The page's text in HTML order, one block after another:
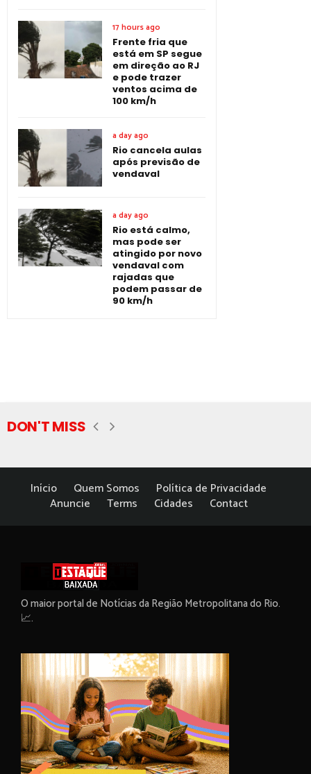
17 hours ago
Frente fria que
está em SP segue
em direção ao RJ
e pode trazer
ventos acima de
100 km/h
a day ago
Rio cancela aulas
após previsão de
vendaval
a day ago
Rio está calmo,
mas pode ser
atingido por novo
vendaval com
rajadas que
podem passar de
90 km/h
DON'T MISS
Início Quem Somos
Política de Privacidade
Anuncie
Terms Cidades Contact
O maior portal de Notícias da Região Metropolitana do Rio.
📈.